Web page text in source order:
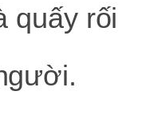
quấy rối